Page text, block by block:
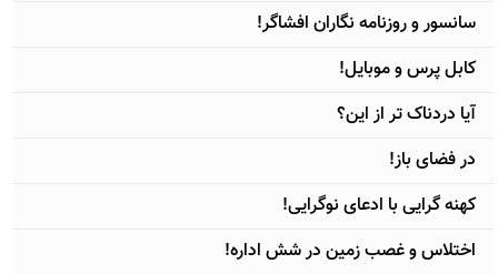
سانسور و روزنامه نگاران افشاگر!
کابل پرس و موبایل!
آيا دردناک تر از این؟
در فضای باز!
کهنه گرایی با ادعای نوگرایی!
اختلاس و غصب زمین در شش اداره!